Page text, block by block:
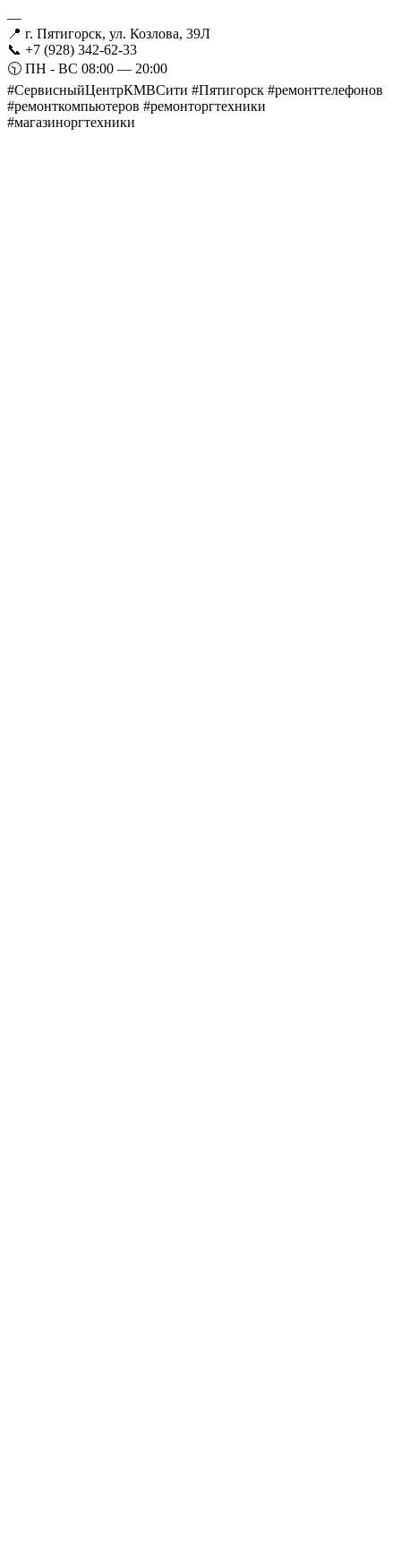
—
📍 г. Пятигорск, ул. Козлова, 39Л
📞 +7 (928) 342-62-33
🕥 ПН - ВС 08:00 — 20:00
#СервисныйЦентрКМВСити #Пятигорск #ремонттелефонов
#ремонткомпьютеров #ремонторгтехники
#магазиноргтехники